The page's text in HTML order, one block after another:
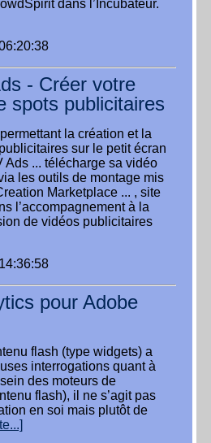
dans l’Incubateur.
- Créer votre
spots publicitaires
la création et la
sur le petit écran
Ads ... télécharge sa vidéo
les outils de montage mis
Marketplace ... , site
l’accompagnement à la
de vidéos publicitaires
pour Adobe
flash (type widgets) a
interrogations quant à
des moteurs de
flash), il ne s’agit pas
en soi mais plutôt de